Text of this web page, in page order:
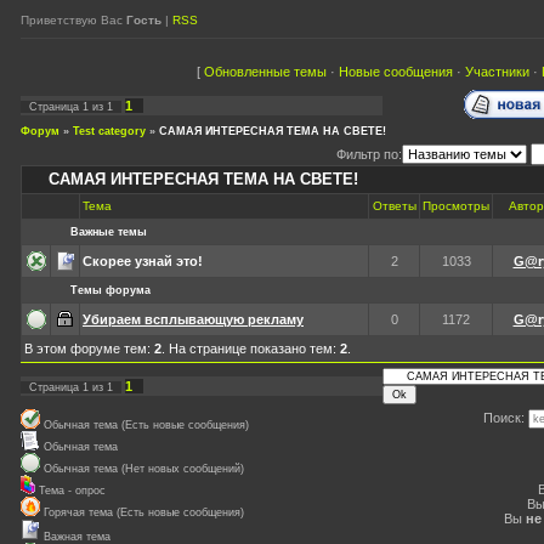
Приветствую Вас Гость | RSS
[ Обновленные темы · Новые сообщения · Участники ·
Страница 1 из 1 1
Форум » Test category » САМАЯ ИНТЕРЕСНАЯ ТЕМА НА СВЕТЕ!
Фильтр по:
САМАЯ ИНТЕРЕСНАЯ ТЕМА НА СВЕТЕ!
Тема Ответы Просмотры
Важные темы
Скорее узнай это! 2 1033
Темы форума
Убираем всплывающую рекламу 0 1172
В этом форуме тем: 2 . На странице показано тем: 2
Страница 1 из 1 1
Обычная тема (Есть новые сообщения)
Обычная тема
Обычная тема (Нет новых сообщений)
Тема - опрос
Горячая тема (Есть новые сообщения)
Важная тема
Поиск:
Вы не